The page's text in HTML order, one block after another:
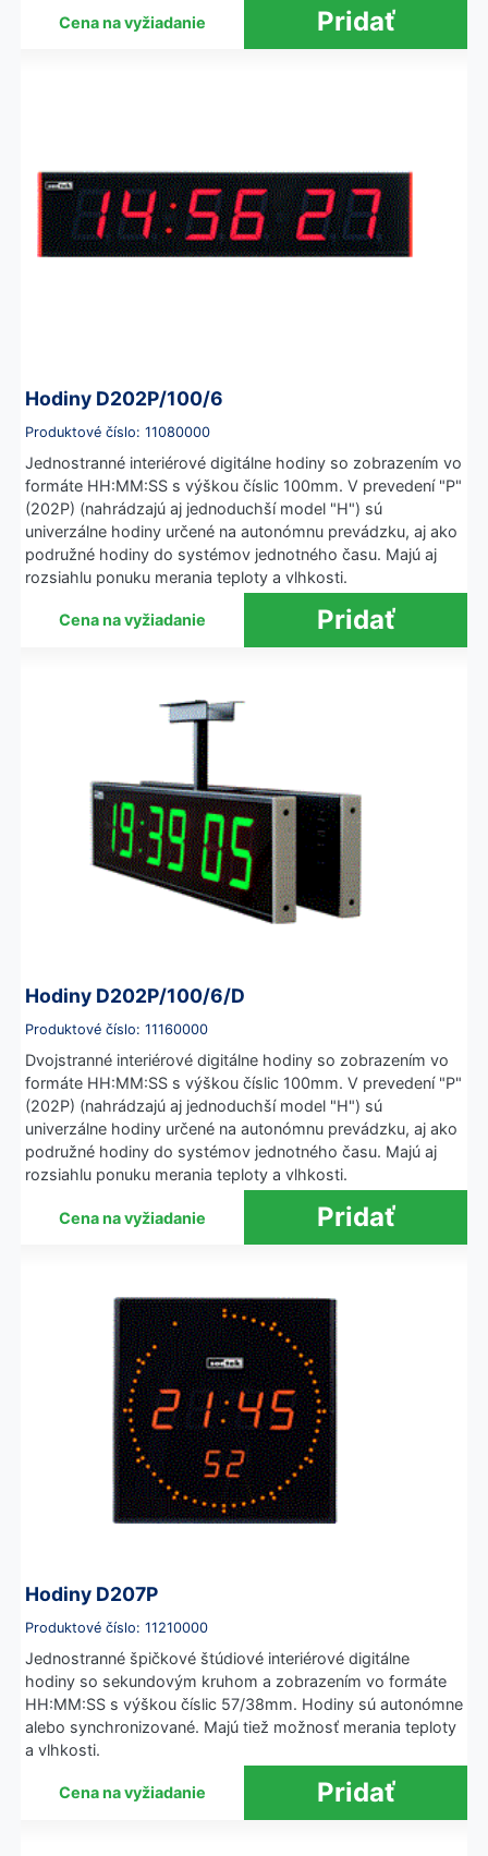
Cena na vyžiadanie
Hodiny D202P/100/6
Produktové číslo: 11080000
Jednostranné interiérové digitálne hodiny so zobrazením vo
formáte HH:MM:SS s výškou číslic 100mm. V prevedení "P"
(202P) (nahrádzajú aj jednoduchší model "H") sú
univerzálne hodiny určené na autonómnu prevádzku, aj ako
podružné hodiny do systémov jednotného času. Majú aj
rozsiahlu ponuku merania teploty a vlhkosti.
Cena na vyžiadanie
Hodiny D202P/100/6/D
Produktové číslo: 11160000
Dvojstranné interiérové digitálne hodiny so zobrazením vo
formáte HH:MM:SS s výškou číslic 100mm. V prevedení "P"
(202P) (nahrádzajú aj jednoduchší model "H") sú
univerzálne hodiny určené na autonómnu prevádzku, aj ako
podružné hodiny do systémov jednotného času. Majú aj
rozsiahlu ponuku merania teploty a vlhkosti.
Cena na vyžiadanie
Hodiny D207P
Produktové číslo: 11210000
Jednostranné špičkové štúdiové interiérové digitálne
hodiny so sekundovým kruhom a zobrazením vo formáte
HH:MM:SS s výškou číslic 57/38mm. Hodiny sú autonómne
alebo synchronizované. Majú tiež možnosť merania teploty
a vlhkosti.
Cena na vyžiadanie